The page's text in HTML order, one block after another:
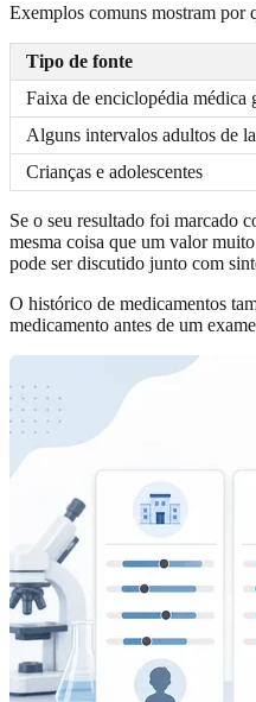
Exemplos comuns mostram por
Tipo de fonte
Faixa de enciclopédia médica
Alguns intervalos adultos de
Crianças e adolescentes
Se o seu resultado foi marcado
mesma coisa que um valor
pode ser discutido junto com
O histórico de medicamentos
medicamento antes de um